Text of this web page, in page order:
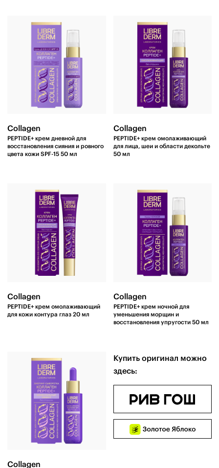
Collagen
PEPTIDE+ крем дневной для
восстановления сияния и ровного
цвета кожи SPF-15 50 мл
Collagen
PEPTIDE+ крем омолаживающий
для лица, шеи и области декольте
50 мл
Collagen
PEPTIDE+ крем омолаживающий
для кожи контура глаз 20 мл
Collagen
PEPTIDE+ крем ночной для
уменьшения морщин и
восстановления упругости 50 мл
Collagen
Купить оригинал можно
здесь: